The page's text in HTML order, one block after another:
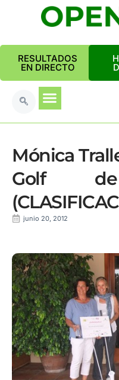
RESULTADOS
EN DIRECTO
Mónica
Golf de
junio 20, 2012